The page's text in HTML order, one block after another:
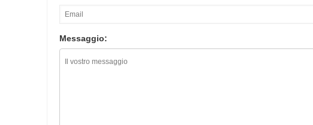
Messaggio: